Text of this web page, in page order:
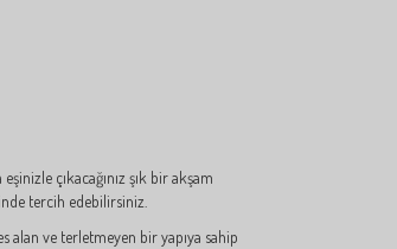
çıkacağınız şık bir akşam
tercih edebilirsiniz.
alan ve terletmeyen bir yapıya sahip